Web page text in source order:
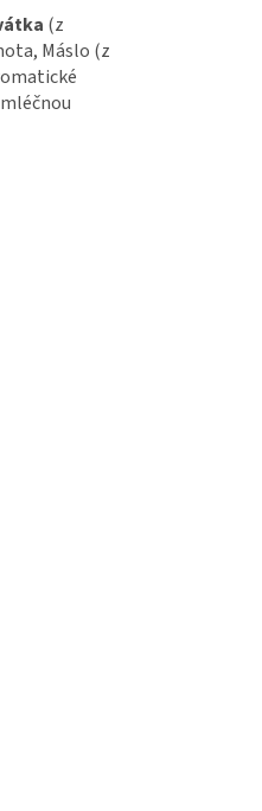
(z
Máslo (z